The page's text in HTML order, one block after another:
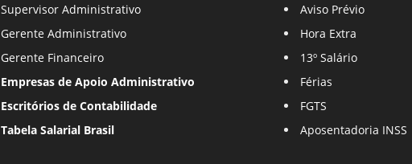
Supervisor Administrativo
Gerente Administrativo
Gerente Financeiro
Empresas de Apoio Administrativo
Escritórios de Contabilidade
Tabela Salarial Brasil
Aviso Prévio
Hora Extra
13º Salário
Férias
FGTS
Aposentadoria INSS